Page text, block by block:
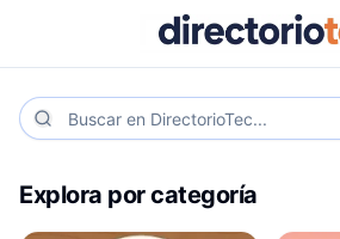
Explora por categoría